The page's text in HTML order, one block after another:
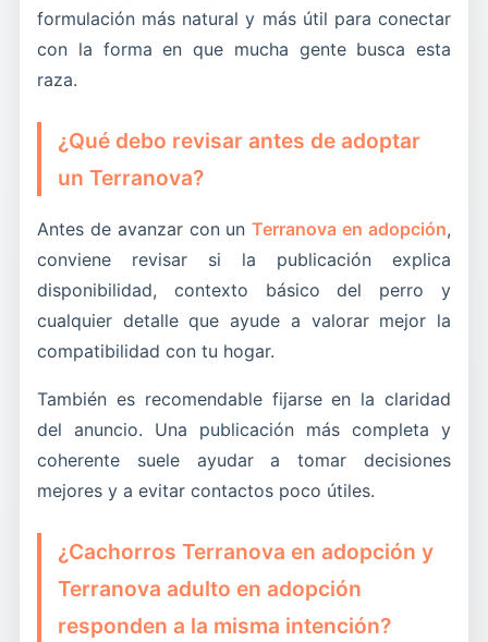
formulación más natural y más útil para conectar
con la forma en que mucha gente busca esta
raza.
¿Qué debo revisar antes de adoptar
un Terranova?
Antes de avanzar con unTerranova en adopción,
conviene revisar si la publicación explica
disponibilidad, contexto básico del perro y
cualquier detalle que ayude a valorar mejor la
compatibilidad con tu hogar.
También es recomendable fijarse en la claridad
del anuncio. Una publicación más completa y
coherente suele ayudar a tomar decisiones
mejores y a evitar contactos poco útiles.
¿Cachorros Terranova en adopción y
Terranova adulto en adopción
responden a la misma intención?